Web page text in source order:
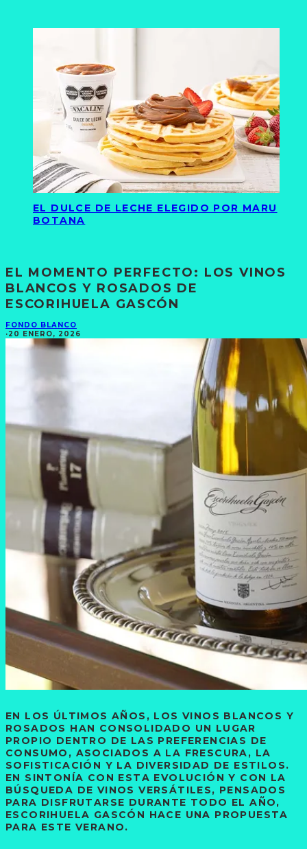
EL DULCE DE LECHE ELEGIDO POR MARU
BOTANA
EL MOMENTO PERFECTO: LOS VINOS
BLANCOS Y ROSADOS DE
ESCORIHUELA GASCÓN
FONDO BLANCO
·20 ENERO, 2026
EN LOS ÚLTIMOS AÑOS, LOS VINOS BLANCOS Y
ROSADOS HAN CONSOLIDADO UN LUGAR
PROPIO DENTRO DE LAS PREFERENCIAS DE
CONSUMO, ASOCIADOS A LA FRESCURA, LA
SOFISTICACIÓN Y LA DIVERSIDAD DE ESTILOS.
EN SINTONÍA CON ESTA EVOLUCIÓN Y CON LA
BÚSQUEDA DE VINOS VERSÁTILES, PENSADOS
PARA DISFRUTARSE DURANTE TODO EL AÑO,
ESCORIHUELA GASCÓN HACE UNA PROPUESTA
PARA ESTE VERANO.